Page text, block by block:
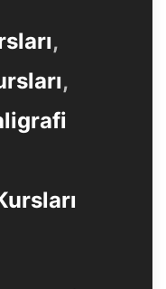
,
,